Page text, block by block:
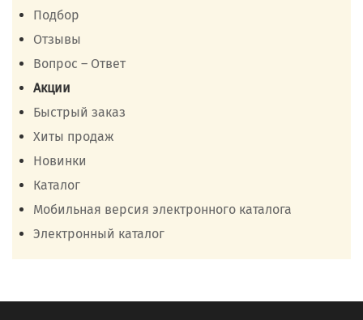
Подбор
Отзывы
Вопрос – Ответ
Акции
Быстрый заказ
Хиты продаж
Новинки
Каталог
Мобильная версия электронного каталога
Электронный каталог